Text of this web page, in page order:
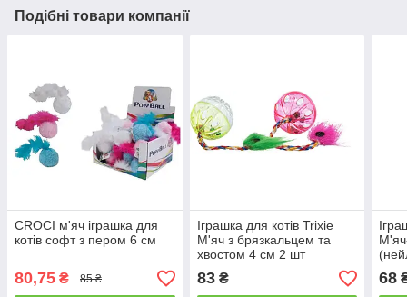
Подібні товари компанії
CROCI м'яч іграшка для
котів софт з пером 6 см
80,75 ₴ 85 ₴
Іграшка для котів Trixie
М'яч з брязкальцем та
хвостом 4 см 2 шт
(пластик)
83₴ 68